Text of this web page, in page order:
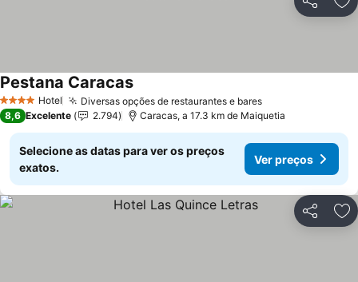
Partilhar
4 EstrelasHotel Diversas opções de restaurantes e bares
Pestana Caracas
8,6 Excelente 2.794 Caracas, a 17.3 km de Maiquetia
Selecione as datas para ver os preços
exatos.
Ver preços
Partilhar